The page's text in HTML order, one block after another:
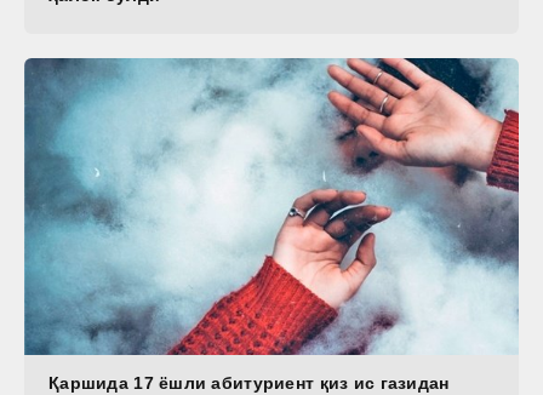
Қаршида 17 ёшли абитуриент қиз ис газидан